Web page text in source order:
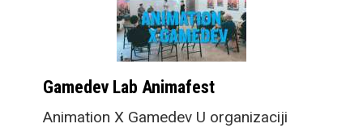
Gamedev Lab Animafest
Animation X Gamedev U organizaciji